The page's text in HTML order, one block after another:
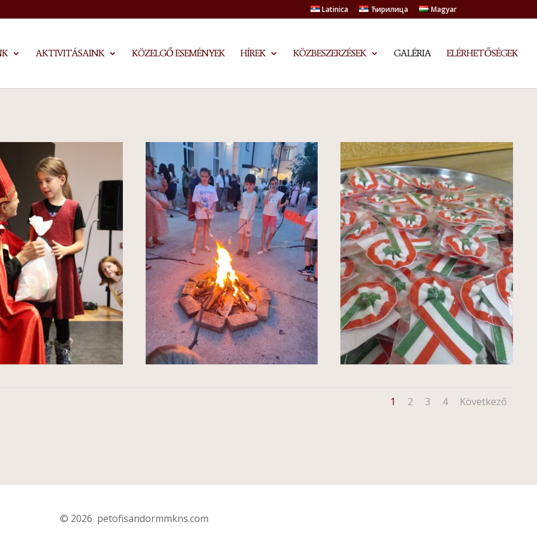
Latinica Ћирилица Magyar
AKTIVITÁSAINK KÖZELGŐ ESEMÉNYEK HÍREK KÖZBESZERZÉSEK GALÉRIA ELÉRHETŐSÉGEK
1 2 3 4 Következő
© 2026 petofisandormmkns.com